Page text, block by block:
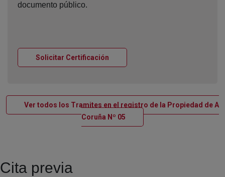
documento público.
Solicitar Certificación
Ver todos los Tramites en el registro de la Propiedad de A
Coruña Nº 05 Ventana nueva
Cita previa